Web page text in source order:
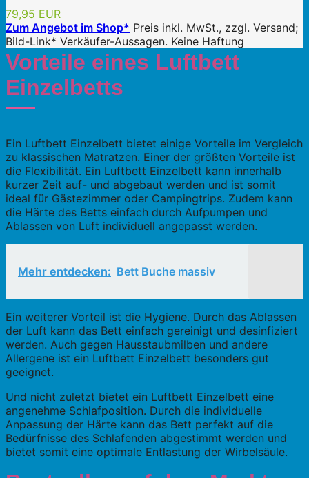
79,95 EUR
Zum Angebot im Shop* Preis inkl. MwSt., zzgl. Versand;
Bild-Link* Verkäufer-Aussagen. Keine Haftung
Vorteile eines Luftbett
Einzelbetts
Ein Luftbett Einzelbett bietet einige Vorteile im Vergleich
zu klassischen Matratzen. Einer der größten Vorteile ist
die Flexibilität. Ein Luftbett Einzelbett kann innerhalb
kurzer Zeit auf- und abgebaut werden und ist somit
ideal für Gästezimmer oder Campingtrips. Zudem kann
die Härte des Betts einfach durch Aufpumpen und
Ablassen von Luft individuell angepasst werden.
Mehr entdecken: Bett Buche massiv
Ein weiterer Vorteil ist die Hygiene. Durch das Ablassen
der Luft kann das Bett einfach gereinigt und desinfiziert
werden. Auch gegen Hausstaubmilben und andere
Allergene ist ein Luftbett Einzelbett besonders gut
geeignet.
Und nicht zuletzt bietet ein Luftbett Einzelbett eine
angenehme Schlafposition. Durch die individuelle
Anpassung der Härte kann das Bett perfekt auf die
Bedürfnisse des Schlafenden abgestimmt werden und
bietet somit eine optimale Entlastung der Wirbelsäule.